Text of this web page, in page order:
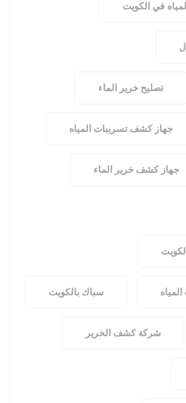
في الكويت
تصليح خرير الماء
جهاز كشف تسريبات المياه
جهاز كشف خرير الماء
سباك بالكويت
شركة كشف الخرير